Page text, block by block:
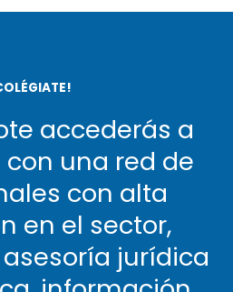
accederás a
una red de
con alta
en el sector,
jurídica